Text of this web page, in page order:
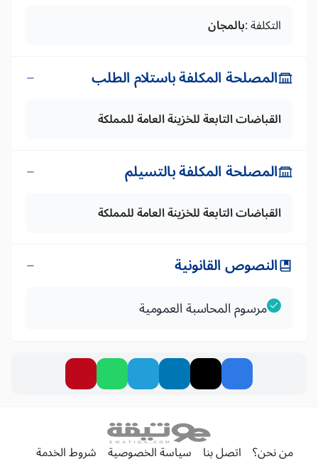
التكلفة :بالمجان
المصلحة المكلفة باستلام الطلب
القباضات التابعة للخزينة العامة للمملكة
المصلحة المكلفة بالتسيلم
القباضات التابعة للخزينة العامة للمملكة
النصوص القانونية
مرسوم المحاسبة العمومية
من نحن؟ اتصل بنا سياسة الخصوصية شروط الخدمة